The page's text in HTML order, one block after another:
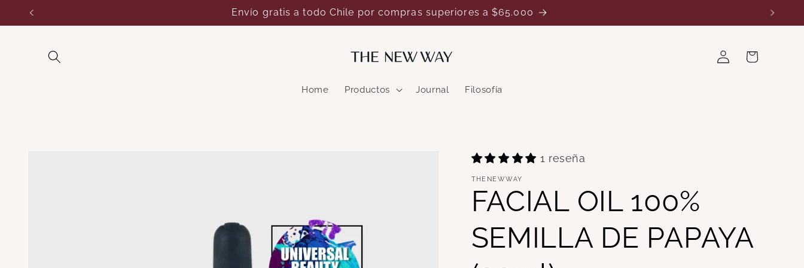
directamente
al contenido
¡Nuevo regalo en cada pedido: recibe un sticker exclusivo de nuestra nueva colección!
Home Productos Journal Filosofía
Iniciar
sesión
Carrito
1 reseña
THENEWWAY
FACIAL OIL 100%
SEMILLA DE PAPAYA